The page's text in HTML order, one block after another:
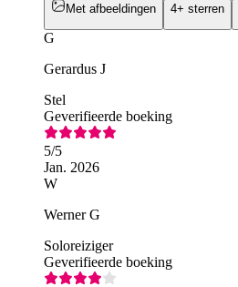
Met afbeeldingen 4+ sterren
G
Gerardus J
Stel
Geverifieerde boeking
5/5
Jan. 2026
W
Werner G
Soloreiziger
Geverifieerde boeking